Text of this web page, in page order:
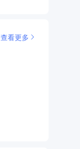
查看更多